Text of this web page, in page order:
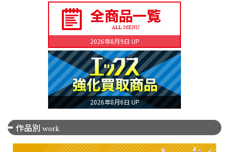
2026年8月9日 UP
2026年8月6日 UP
作品別 work